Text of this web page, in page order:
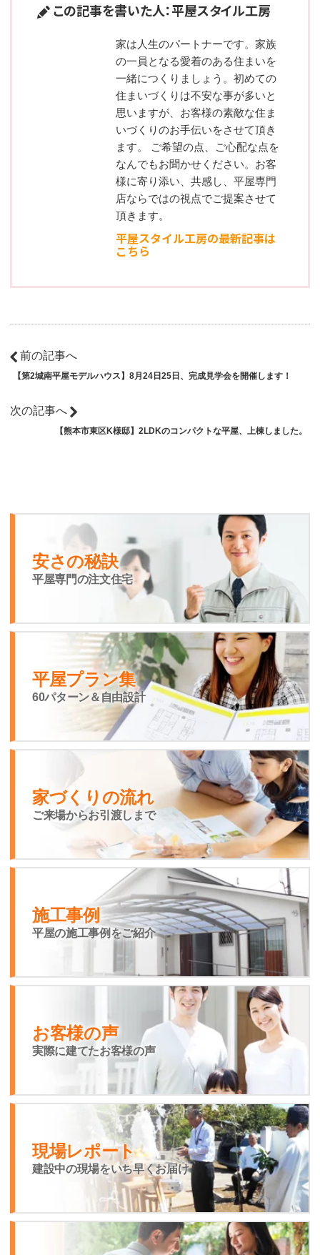
この記事を書いた人：平屋スタイル工房
家は人生のパートナーです。家族
の一員となる愛着のある住まいを
一緒につくりましょう。初めての
住まいづくりは不安な事が多いと
思いますが、お客様の素敵な住ま
いづくりのお手伝いをさせて頂き
ます。 ご希望の点、ご心配な点を
なんでもお聞かせください。お客
様に寄り添い、共感し、平屋専門
店ならではの視点でご提案させて
頂きます。
平屋スタイル工房の最新記事は
こちら
前の記事へ
【第2城南平屋モデルハウス】8月24日25日、完成見学会を開催します！
次の記事へ
【熊本市東区K様邸】2LDKのコンパクトな平屋、上棟しました。
安さの秘訣
平屋専門の注文住宅
平屋プラン集
60パターン＆自由設計
家づくりの流れ
ご来場からお引渡しまで
施工事例
平屋の施工事例をご紹介
お客様の声
実際に建てたお客様の声
現場レポート
建設中の現場をいち早くお届け